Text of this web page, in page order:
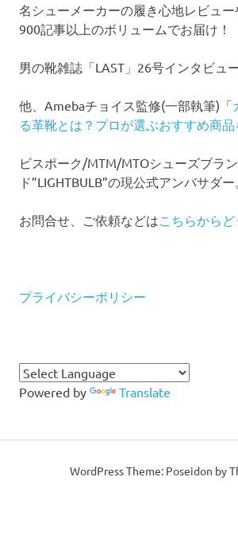
名シューメーカーの履き心地レビュ
900記事以上のボリュームでお届け！
男の靴雑誌「LAST」26号インタビュー
他、Amebaチョイス監修(一部執筆)「
る革靴とは？プロが選ぶおすすめ商品
ビスポーク/MTM/MTOシューズブラン
ド”LIGHTBULB”の現公式アンバサダー
お問合せ、ご依頼などは こちらからど
プライバシーポリシー
Powered by Translate
WordPress Theme: Poseidon by